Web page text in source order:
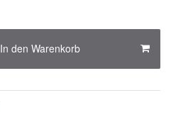
In den Warenkorb